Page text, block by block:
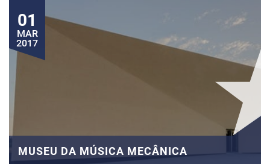
01
MAR
2017
MUSEU DA MÚSICA MECÂNICA